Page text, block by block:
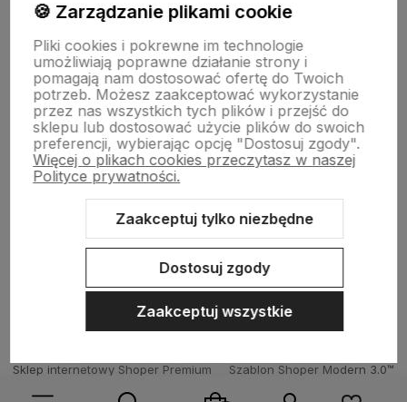
Informacje
Płatności i zwroty
Wsparcie
Sklep internetowy Shoper Premium
Szablon Shoper Modern 3.0™
🍪 Zarządzanie plikami cookie
Pliki cookies i pokrewne im technologie
umożliwiają poprawne działanie strony i
pomagają nam dostosować ofertę do Twoich
potrzeb. Możesz zaakceptować wykorzystanie
przez nas wszystkich tych plików i przejść do
sklepu lub dostosować użycie plików do swoich
preferencji, wybierając opcję "Dostosuj zgody".
Więcej o plikach cookies przeczytasz w naszej
Polityce prywatności.
Zaakceptuj tylko niezbędne
Dostosuj zgody
Zaakceptuj wszystkie